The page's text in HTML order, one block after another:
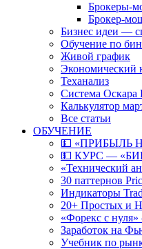
Брокеры-
Брокер-
Бизнес идеи —
Обучение по
Живой график
Экономический
Теханализ
Система Оскара
Калькулятор
Все статьи
ОБУЧЕНИЕ
💵 «ПРИБЫЛЬ
💵 КУРС —
«Технический
30 паттернов
Индикаторы
20+ Простых и
«Форекс с
Заработок на
Учебник по